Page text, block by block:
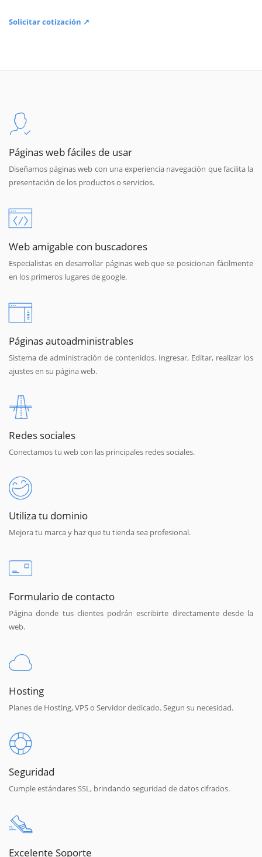
Solicitar cotización ↗
Páginas web fáciles de usar
Diseñamos páginas web con una experiencia navegación que facilita la
presentación de los productos o servicios.
Web amigable con buscadores
Especialistas en desarrollar páginas web que se posicionan fácilmente
en los primeros lugares de google.
Páginas autoadministrables
Sistema de administración de contenidos. Ingresar, Editar, realizar los
ajustes en su página web.
Redes sociales
Conectamos tu web con las principales redes sociales.
Utiliza tu dominio
Mejora tu marca y haz que tu tienda sea profesional.
Formulario de contacto
Página donde tus clientes podrán escribirte directamente desde la
web.
Hosting
Planes de Hosting, VPS o Servidor dedicado. Segun su necesidad.
Seguridad
Cumple estándares SSL, brindando seguridad de datos cifrados.
Excelente Soporte